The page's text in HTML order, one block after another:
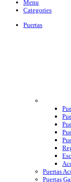
Menu
Categories
Puertas
Puertas
Puertas